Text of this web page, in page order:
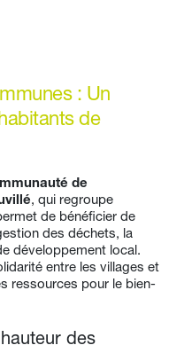
: Un
de
de
, qui regroupe
de bénéficier de
des déchets, la
développement local.
entre les villages et
ressources pour le bien-
des